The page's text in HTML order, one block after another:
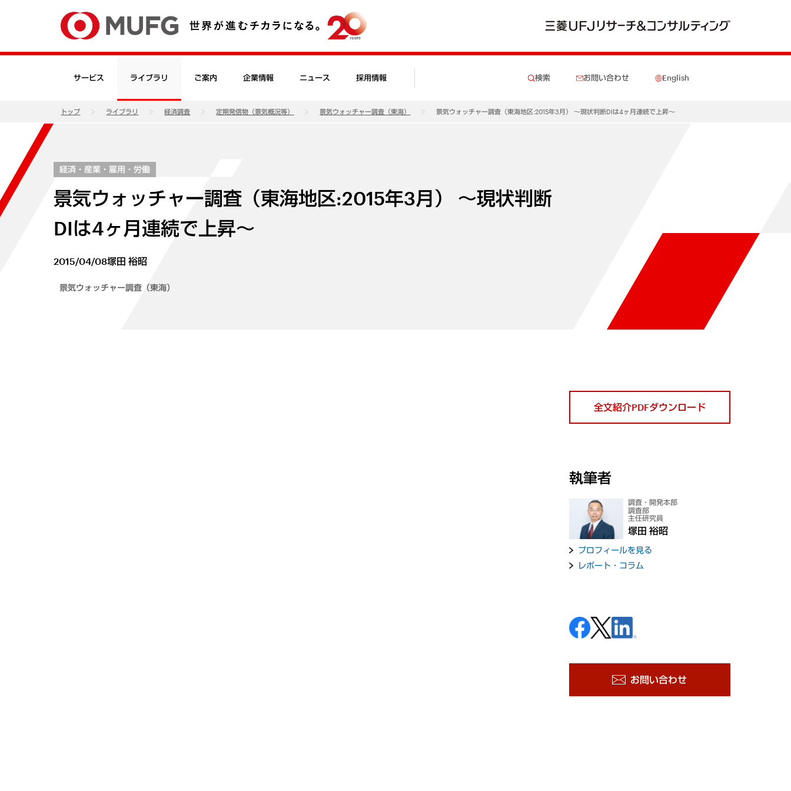
サービス ライブラリ ご案内 企業情報 ニュース 採用情報 検索 お問い合わせ English
トップ ライブラリ 経済調査 定期発信物（景気概況等） 景気ウォッチャー調査（東海） 景気ウォッチャー調査（東海地区:2015年3月） ～現状判断DIは4ヶ月連続で上昇～
経済・産業・雇用・労働
景気ウォッチャー調査（東海地区:2015年3月） ～現状判断
DIは4ヶ月連続で上昇～
2015/04/08塚田 裕昭
景気ウォッチャー調査（東海）
全文紹介PDFダウンロード
執筆者
調査・開発本部
調査部
主任研究員
塚田 裕昭
プロフィールを見る
レポート・コラム
お問い合わせ